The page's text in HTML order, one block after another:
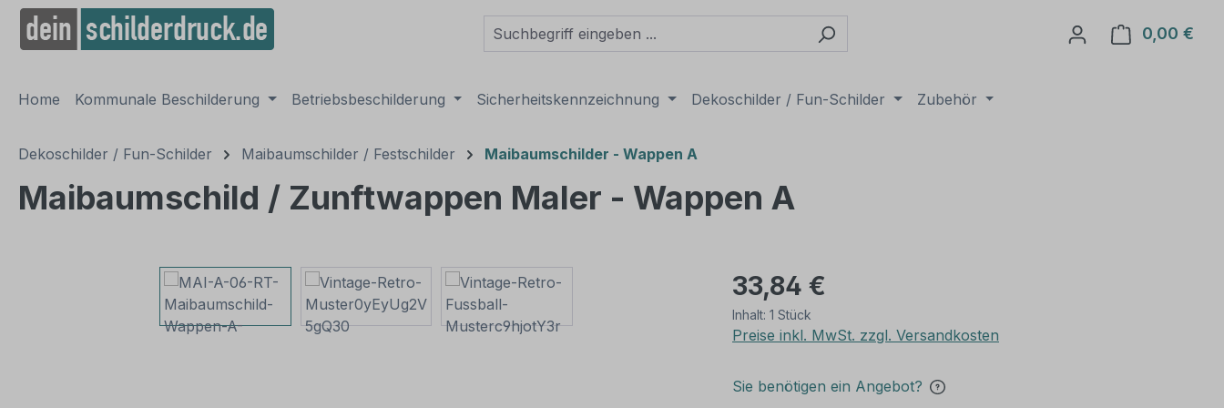
Zur Hauptnavigation springen
0,00 €
Home Kommunale Beschilderung Betriebsbeschilderung Sicherheitskennzeichnung Dekoschilder / Fun-Schilder Zubehör
Dekoschilder / Fun-Schilder Maibaumschilder / Festschilder Maibaumschilder - Wappen A
Maibaumschild / Zunftwappen Maler - Wappen A
Bildergalerie überspringen 33,84 €
Inhalt: 1 Stück
Preise inkl. MwSt. zzgl. Versandkosten
Sie benötigen ein Angebot?